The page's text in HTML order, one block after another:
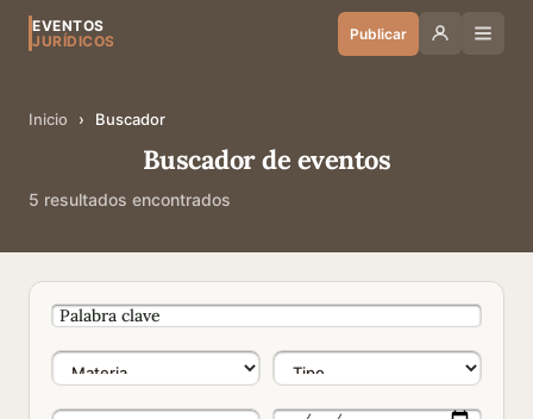
EVENTOS
JURÍDICOS
Publicar
Inicio › Buscador
Buscador de eventos
5 resultados encontrados